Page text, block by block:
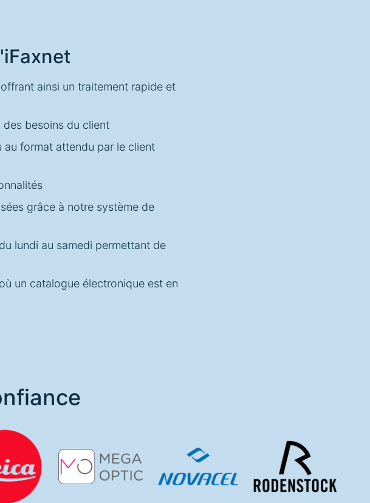
ainsi un traitement rapide et
des besoins du client
au format attendu par le client
grâce à notre système de
lundi au samedi permettant de
un catalogue électronique est en